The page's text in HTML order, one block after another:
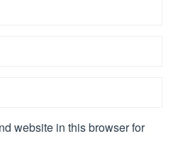
website in this browser for